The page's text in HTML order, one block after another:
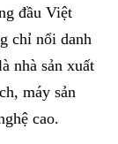
đầu Việt
chỉ nổi danh
nhà sản xuất
, máy sản
cao.